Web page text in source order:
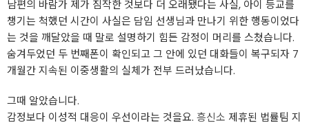
남편의 바람가 제가 짐작한 것보다 더 오래됐다는 사실, 아이 등교를
챙기는 척했던 시간이 사실은 담임 선생님과 만나기 위한 행동이었다
는 것을 깨달았을 때 말로 설명하기 힘든 감정이 머리를 스쳤습니다.
숨겨두었던 두 번째폰이 확인되고 그 안에 있던 대화들이 복구되자 7
개월간 지속된 이중생활의 실체가 전부 드러났습니다.
그때 알았습니다.
감정보다 이성적 대응이 우선이라는 것을요. 흥신소 제휴된 법률팀 지